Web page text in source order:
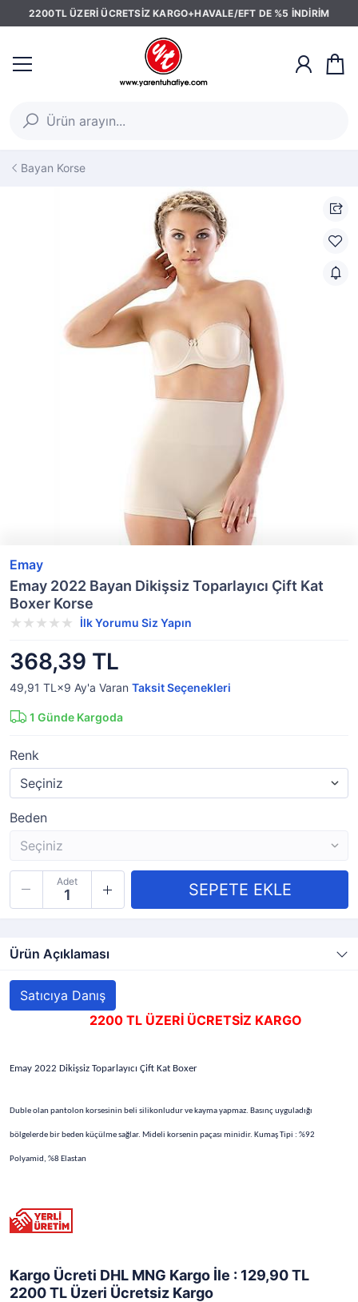
2200TL ÜZERİ ÜCRETSİZ KARGO+HAVALE/EFT DE %5 İNDİRİM
Bayan Korse
Emay
Emay 2022 Bayan Dikişsiz Toparlayıcı Çift Kat
Boxer Korse
İlk Yorumu Siz Yapın
368,39 TL
49,91 TL×9 Ay'a Varan Taksit Seçenekleri
1 Günde Kargoda
Renk
Beden
Adet
Ürün Açıklaması
Satıcıya Danış
2200 TL ÜZERİ ÜCRETSİZ KARGO
Emay 2022 Dikişsiz Toparlayıcı Çift Kat Boxer
Duble olan pantolon korsesinin beli silikonludur ve kayma yapmaz. Basınç uyguladığı
bölgelerde bir beden küçülme sağlar. Mideli korsenin paçası minidir. Kumaş Tipi : %92
Polyamid, %8 Elastan
Kargo Ücreti DHL MNG Kargo İle : 129,90 TL
2200 TL Üzeri Ücretsiz Kargo